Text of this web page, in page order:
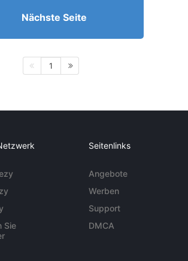
Nächste Seite
1
Sie
Seitenlinks
Angebote
Werben
Support
DMCA